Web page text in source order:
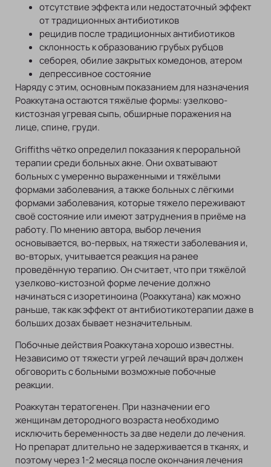
отсутствие эффекта или недостаточный эффект
от традиционных антибиотиков
рецидив после традиционных антибиотиков
склонность к образованию грубых рубцов
себорея, обилие закрытых комедонов, атером
депрессивное состояние
Наряду с этим, основным показанием для назначения
Роаккутана остаются тяжёлые формы: узелково-
кистозная угревая сыпь, обширные поражения на
лице, спине, груди.
Griffiths чётко определил показания к пероральной
терапии среди больных акне. Они охватывают
больных с умеренно выраженными и тяжёлыми
формами заболевания, а также больных с лёгкими
формами заболевания, которые тяжело переживают
своё состояние или имеют затруднения в приёме на
работу. По мнению автора, выбор лечения
основывается, во-первых, на тяжести заболевания и,
во-вторых, учитывается реакция на ранее
проведённую терапию. Он считает, что при тяжёлой
узелково-кистозной форме лечение должно
начинаться с изоретиноина (Роаккутана) как можно
раньше, так как эффект от антибиотикотерапии даже в
больших дозах бывает незначительным.
Побочные действия Роаккутана хорошо известны.
Независимо от тяжести угрей лечащий врач должен
обговорить с больными возможные побочные
реакции.
Роаккутан тератогенен. При назначении его
женщинам детородного возраста необходимо
исключить беременность за две недели до лечения.
Но препарат длительно не задерживается в тканях, и
поэтому через 1-2 месяца после окончания лечения